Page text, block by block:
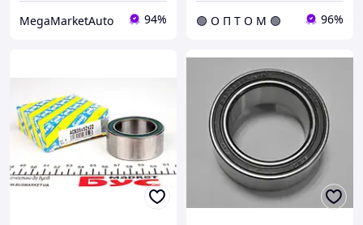
MegaMarketAuto 94% 🟢 О П Т О М 🟢 96%